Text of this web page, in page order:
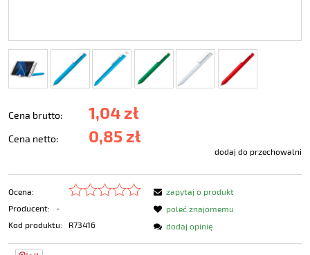
Cena brutto: 1,04 zł
Cena netto: 0,85 zł
dodaj do przechowalni
Ocena:
Producent:
-
Kod produktu:
R73416
zapytaj o produkt
poleć znajomemu
dodaj opinię